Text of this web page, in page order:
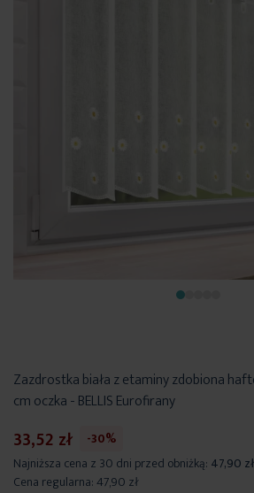
Zazdrostka biała z etaminy zdobiona
cm oczka - BELLIS Eurofirany
33,52 zł
-30%
Najniższa cena z 30 dni przed obniżką: 47,90 zł
Cena regularna:47,90 zł